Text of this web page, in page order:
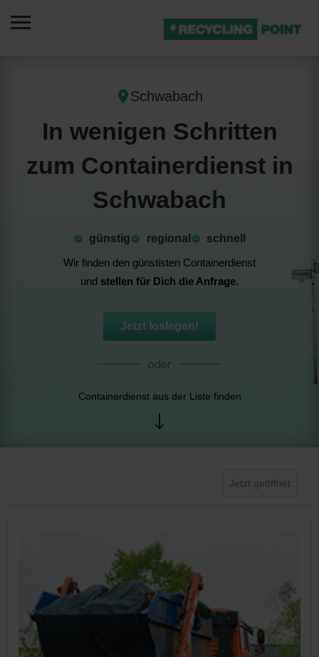
Schwabach
In wenigen Schritten
zum Containerdienst in
Schwabach
günstig ⁠regional
schnell
Wir finden den günstisten Containerdienst
und stellen für Dich die Anfrage.
Jetzt loslegen!
Containerdienst aus der Liste finden
Jetzt geöffnet